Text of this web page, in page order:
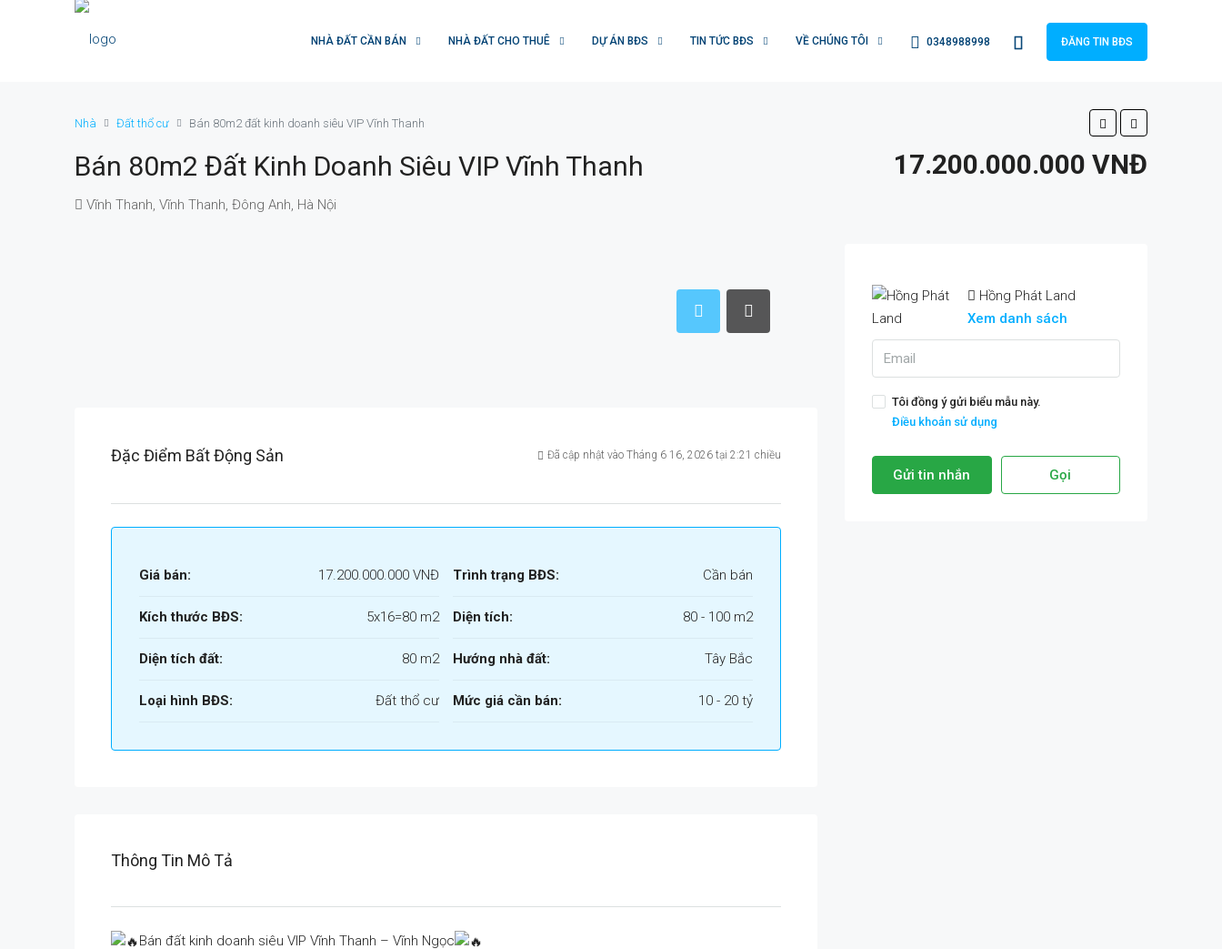
NHÀ ĐẤT CẦN BÁN NHÀ ĐẤT CHO THUÊ DỰ ÁN BĐS TIN TỨC BĐS VỀ CHÚNG TÔI 0348988998 ĐĂNG TIN BĐS
Nhà Đất thổ cư Bán 80m2 đất kinh doanh siêu VIP Vĩnh Thanh
Bán 80m2 Đất Kinh Doanh Siêu VIP Vĩnh Thanh 17.200.000.000 VNĐ
Vĩnh Thanh, Vĩnh Thanh, Đông Anh, Hà Nội
Đặc Điểm Bất Động Sản Đã cập nhật vào Tháng 6 16, 2026 tại 2:21 chiều
Giá bán: 17.200.000.000 VNĐ
Kích thước BĐS: 5x16=80 m2
Diện tích đất: 80 m2
Loại hình BĐS: Đất thổ cư
Trình trạng BĐS: Cần bán
Diện tích: 80 - 100 m2
Hướng nhà đất: Tây Bắc
Mức giá cần bán: 10 - 20 tỷ
Thông Tin Mô Tả
Bán đất kinh doanh siêu VIP Vĩnh Thanh – Vĩnh Ngọc
Hồng Phát Land
Xem danh sách
Tôi đồng ý gửi biểu mẫu này.
Điều khoản sử dụng
Gửi tin nhắn Gọi